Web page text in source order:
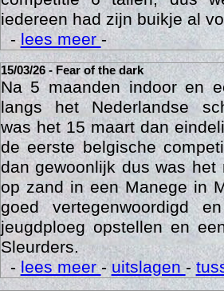
iedereen had zijn buikje al
- lees meer-
15/03/26 - Fear of the dark
Na 5 maanden indoor en
langs het Nederlandse
was het 15 maart dan
de eerste belgische
dan gewoonlijk dus was
op zand in een Manege in
goed vertegenwoordigd
jeugdploeg opstellen en
Sleurders.
-lees meer-uitslagen-